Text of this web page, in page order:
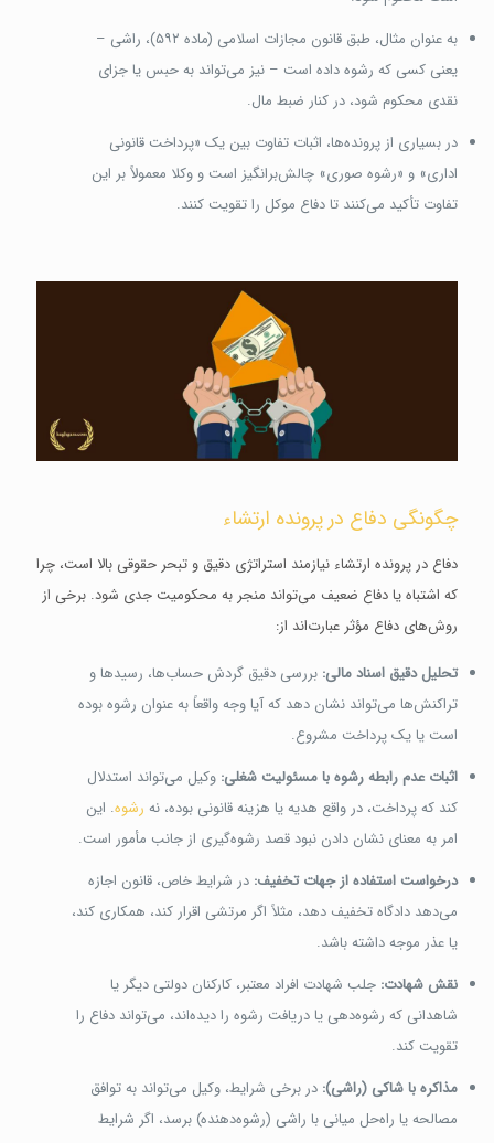
به عنوان مثال، طبق قانون مجازات اسلامی (ماده ۵۹۲)، راشی –
یعنی کسی که رشوه داده است – نیز می‌تواند به حبس یا جزای
نقدی محکوم شود، در کنار ضبط مال.
در بسیاری از پرونده‌ها، اثبات تفاوت بین یک «پرداخت قانونی
اداری» و «رشوه صوری» چالش‌برانگیز است و وکلا معمولاً بر این
تفاوت تأکید می‌کنند تا دفاع موکل را تقویت کنند.
چگونگی دفاع در پرونده ارتشاء
دفاع در پرونده ارتشاء نیازمند استراتژی دقیق و تبحر حقوقی بالا است، چرا
که اشتباه یا دفاع ضعیف می‌تواند منجر به محکومیت جدی شود. برخی از
روش‌های دفاع مؤثر عبارت‌اند از:
تحلیل دقیق اسناد مالی: بررسی دقیق گردش حساب‌ها، رسیدها و
تراکنش‌ها می‌تواند نشان دهد که آیا وجه واقعاً به عنوان رشوه بوده
است یا یک پرداخت مشروع.
اثبات عدم رابطه رشوه با مسئولیت شغلی: وکیل می‌تواند استدلال
کند که پرداخت، در واقع هدیه یا هزینه قانونی بوده، نه رشوه. این
امر به معنای نشان دادن نبود قصد رشوه‌گیری از جانب مأمور است.
درخواست استفاده از جهات تخفیف: در شرایط خاص، قانون اجازه
می‌دهد دادگاه تخفیف دهد، مثلاً اگر مرتشی اقرار کند، همکاری کند،
یا عذر موجه داشته باشد.
نقش شهادت: جلب شهادت افراد معتبر، کارکنان دولتی دیگر یا
شاهدانی که رشوه‌دهی یا دریافت رشوه را دیده‌اند، می‌تواند دفاع را
تقویت کند.
مذاکره با شاکی (راشی): در برخی شرایط، وکیل می‌تواند به توافق
مصالحه یا راه‌حل میانی با راشی (رشوه‌دهنده) برسد، اگر شرایط